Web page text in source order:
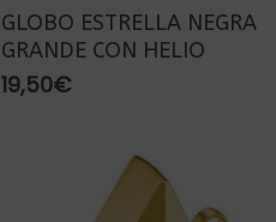
GLOBO ESTRELLA NEGRA
GRANDE CON HELIO
19,50€